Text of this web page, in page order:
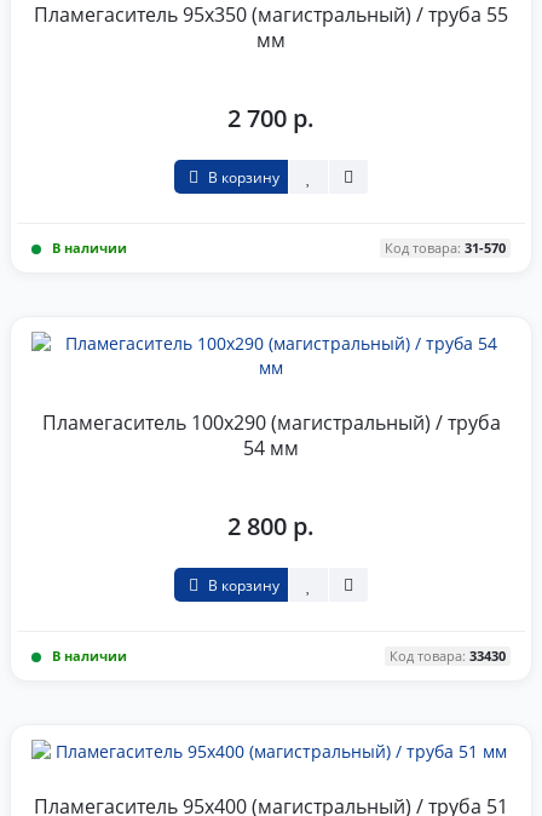
Пламегаситель 95x350 (магистральный) / труба 55
мм
2 700 р.
В корзину
В наличии Код товара: 31-570
Пламегаситель 100x290 (магистральный) / труба
54 мм
2 800 р.
В корзину
В наличии Код товара: 33430
Пламегаситель 95x400 (магистральный) / труба 51